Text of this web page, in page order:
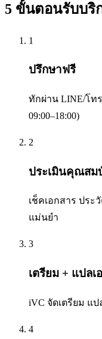
5 ขั้นตอนรับบริ
1
ปรึกษาฟรี
ทักผ่าน LINE/โท
09:00–18:00)
2
ประเมินคุณสม
เช็คเอกสาร ประ
แม่นยำ
3
เตรียม + แปลเ
iVC จัดเตรียม แ
4